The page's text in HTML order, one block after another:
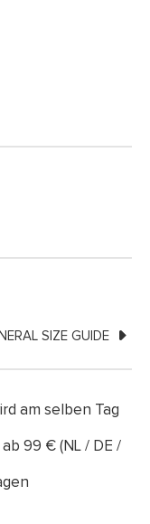
SIZE GUIDE
am selben Tag
99 € (NL / DE /